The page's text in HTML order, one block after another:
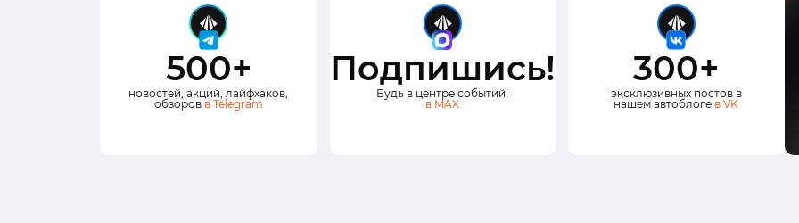
500+
новостей, акций, лайфхаков,
обзоров в Telegram
Подпишись!
Будь в центре событий!
в MAX
300+
эксклюзивных постов в
нашем автоблоге в VK